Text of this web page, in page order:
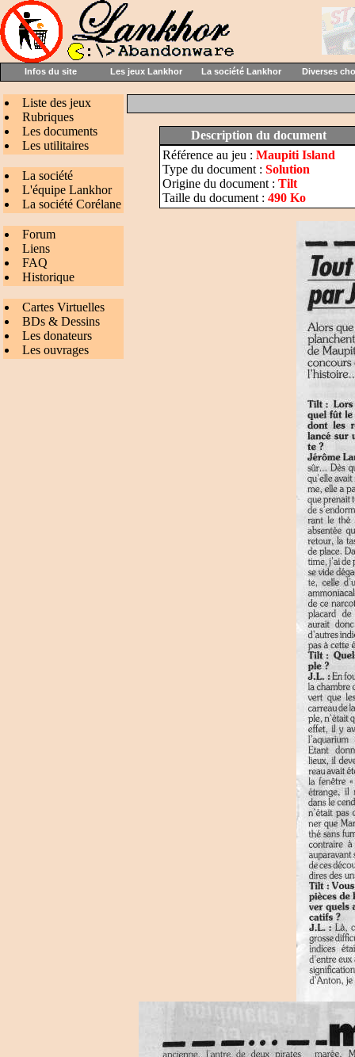
Infos du site Les jeux Lankhor La société Lankhor Diverses
Liste des jeux
Rubriques
Les documents
Les utilitaires
La société
L'équipe Lankhor
La société Corélane
Forum
Liens
FAQ
Historique
Cartes Virtuelles
BDs & Dessins
Les donateurs
Les ouvrages
Description du document
Référence au jeu : Maupiti Island
Type du document : Solution
Origine du document : Tilt
Taille du document : 490 Ko